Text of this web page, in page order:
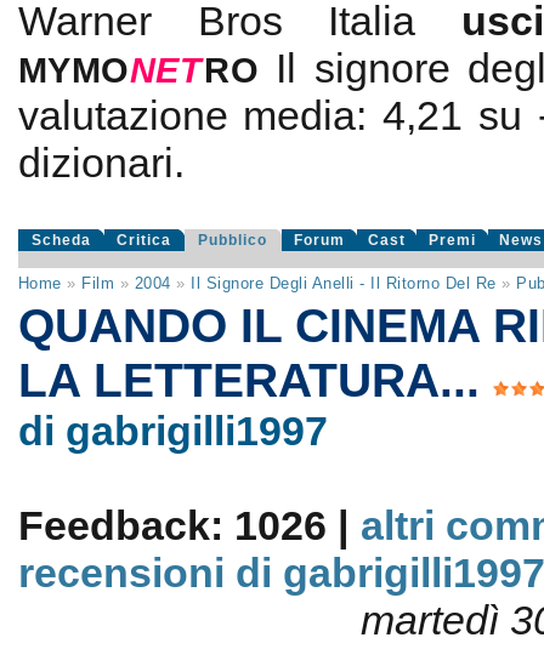
Warner Bros Italia
MYMONETRO Il signore
valutazione media:4,21 su
dizionari.
Scheda Critica Pubblico Forum Cast Premi News
Home » Film » 2004 » Il Signore Degli Anelli - Il Ritorno Del Re »
QUANDO IL CINEMA
LA LETTERATURA...
di gabrigilli1997
Feedback: 1026 | altri
recensioni di gabrigilli1997
martedì